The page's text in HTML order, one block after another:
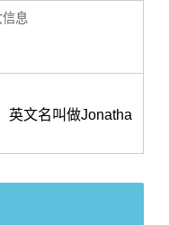
息
英文名叫做Jonatha